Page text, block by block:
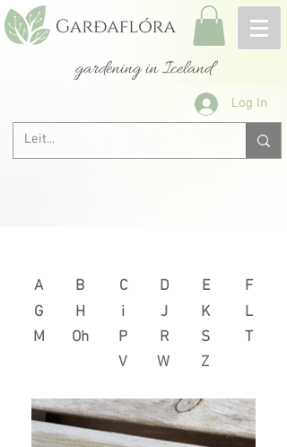
gardening in Iceland
Log In
A
G
M
B
H
Oh
C D
E
i
J
K
P
R
S
V
W Z
F
L
T